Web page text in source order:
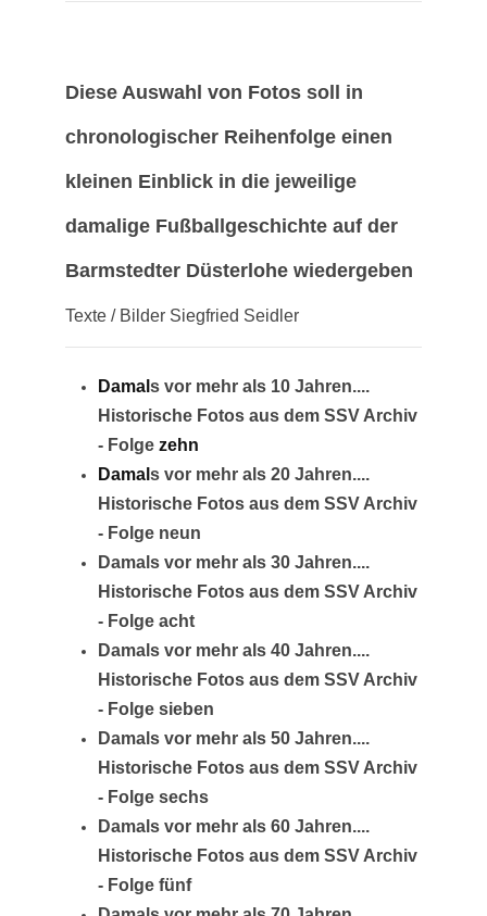
Diese Auswahl von Fotos soll in
chronologischer Reihenfolge einen
kleinen Einblick in die jeweilige
damalige Fußballgeschichte auf der
Barmstedter Düsterlohe wiedergeben
Texte / Bilder Siegfried Seidler
Damal s vor mehr als 10 Jahren....
Historische Fotos aus dem SSV Archiv
- Folge zehn
Damal s vor mehr als 20 Jahren....
Historische Fotos aus dem SSV Archiv
- Folge neun
Damals vor mehr als 30 Jahren....
Historische Fotos aus dem SSV Archiv
- Folge acht
Damals vor mehr als 40 Jahren....
Historische Fotos aus dem SSV Archiv
- Folge sieben
Damals vor mehr als 50 Jahren....
Historische Fotos aus dem SSV Archiv
- Folge sechs
Damals vor mehr als 60 Jahren....
Historische Fotos aus dem SSV Archiv
- Folge fünf